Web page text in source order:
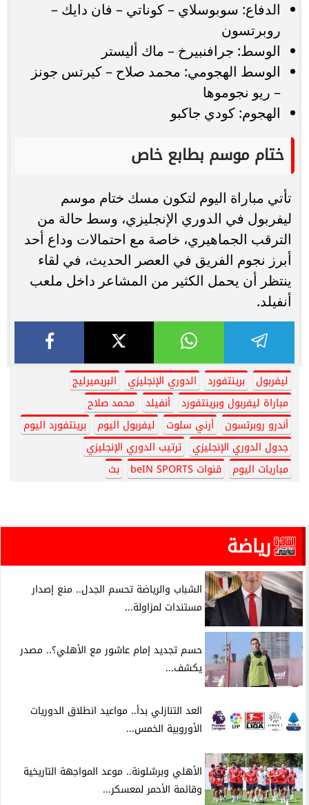
الدفاع: سوبوسلاي – كوناتي – فان دايك –
روبرتسون
الوسط: جرافنبيرخ – ماك أليستر
الوسط الهجومي: محمد صلاح – كيرتس جونز
– ريو نجوموها
الهجوم: كودي جاكبو
ختام موسم بطابع خاص
تأتي مباراة اليوم لتكون مسك ختام موسم
ليفربول في الدوري الإنجليزي، وسط حالة من
الترقب الجماهيري، خاصة مع احتمالات وداع أحد
أبرز نجوم الفريق في العصر الحديث، في لقاء
ينتظر أن يحمل الكثير من المشاعر داخل ملعب
أنفيلد.
ليفربول برينتفورد الدوري الإنجليزي
البريميرليج
مباراة ليفربول وبرينتفورد
أنفيلد
محمد صلاح
أندرو روبرتسون
أرني سلوت ليفربول اليوم
برينتفورد اليوم
جدول الدوري الإنجليزي
ترتيب الدوري الإنجليزي
مباريات اليوم
قنوات beIN SPORTS بث
رياضة
الشباب والرياضة تحسم الجدل.. منع إصدار
مستندات لمزاولة...
حسم تجديد إمام عاشور مع الأهلي؟.. مصدر
يكشف...
العد التنازلي بدأ.. مواعيد انطلاق الدوريات
الأوروبية الخمس...
الأهلي وبرشلونة.. موعد المواجهة التاريخية
وقائمة الأحمر لمعسكر...